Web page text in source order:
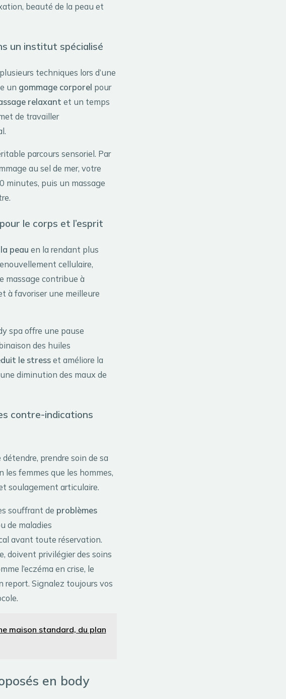
beauté de la peau et
un institut spécialisé
techniques lors d’une
un gommage corporel pour
relaxant et un temps
de travailler
parcours sensoriel. Par
au sel de mer, votre
minutes, puis un massage
le corps et l’esprit
peau en la rendant plus
cellulaire,
massage contribue à
à favoriser une meilleure
spa offre une pause
des huiles
le stresset améliore la
diminution des maux de
contre-indications
prendre soin de sa
femmes que les hommes,
soulagement articulaire.
souffrant de problèmes
de maladies
avant toute réservation.
doivent privilégier des soins
l’eczéma en crise, le
report. Signalez toujours vos
maison standard, du plan
en body